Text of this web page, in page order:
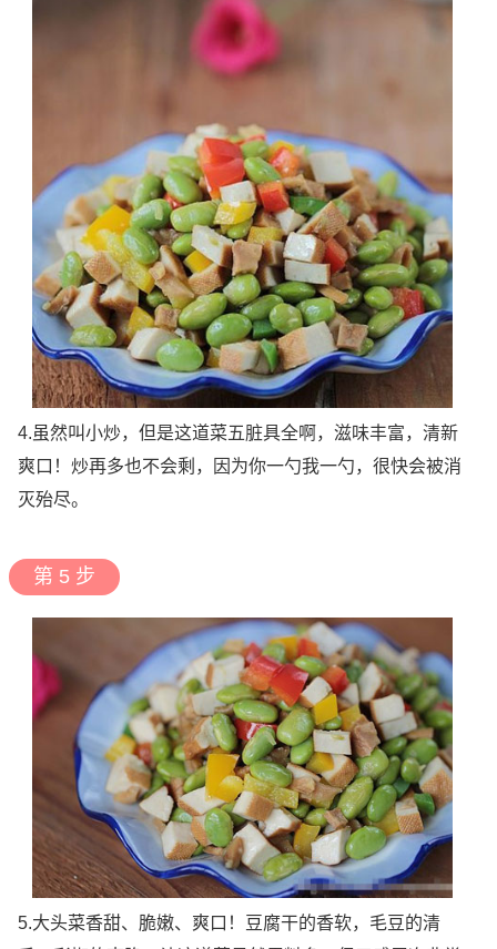
4.虽然叫小炒，但是这道菜五脏具全啊，滋味丰富，清新
爽口！炒再多也不会剩，因为你一勺我一勺，很快会被消
灭殆尽。
第 5 步
5.大头菜香甜、脆嫩、爽口！豆腐干的香软，毛豆的清